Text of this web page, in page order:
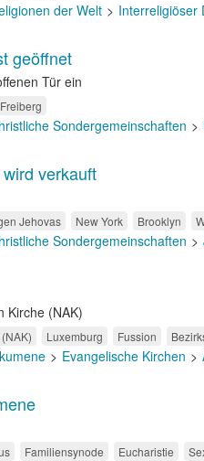
der Welt Interreligiöser
geöffnet
Tür ein
Freiberg
Sondergemeinschaften
verkauft
Jehovas New York Brooklyn
Sondergemeinschaften
Kirche (NAK)
Luxemburg Fussion
Evangelische Kirchen
Familiensynode Eucharistie